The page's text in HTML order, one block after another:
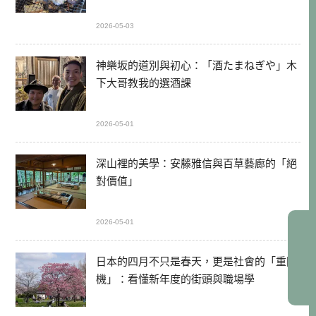
2026-05-03
神樂坂的道別與初心：「酒たまねぎや」木
下大哥教我的選酒課
2026-05-01
深山裡的美學：安藤雅信與百草藝廊的「絕
對價值」
2026-05-01
日本的四月不只是春天，更是社會的「重開
機」：看懂新年度的街頭與職場學